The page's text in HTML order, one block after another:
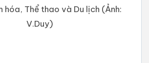
hóa, Thể thao và Du lịch (Ảnh:
V.Duy)